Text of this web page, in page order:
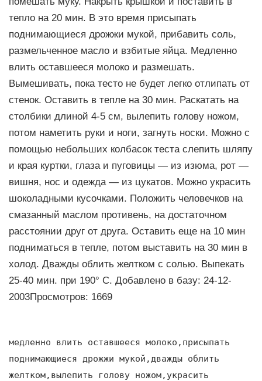
тепло на 20 мин. В это время присыпать
поднимающиеся дрожжи мукой, прибавить соль,
размельченное масло и взбитые яйца. Медленно
влить оставшееся молоко и размешать.
Вымешивать, пока тесто не будет легко отлипать от
стенок. Оставить в тепле на 30 мин. Раскатать на
столбики длиной 4-5 см, вылепить голову ножом,
потом наметить руки и ноги, загнуть носки. Можно с
помощью небольших колбасок теста слепить шляпу
и края куртки, глаза и пуговицы — из изюма, рот —
вишня, нос и одежда — из цукатов. Можно украсить
шоколадными кусочками. Положить человечков на
смазанный маслом противень, на достаточном
расстоянии друг от друга. Оставить еще на 10 мин
подниматься в тепле, потом выставить на 30 мин в
холод. Дважды облить желтком с солью. Выпекать
25-40 мин. при 190° С. Добавлено в базу: 24-12-
2003Просмотров: 1669
медленно влить оставшееся молоко,присыпать
поднимающиеся дрожжи мукой,дважды облить
желтком,вылепить голову ножом,украсить